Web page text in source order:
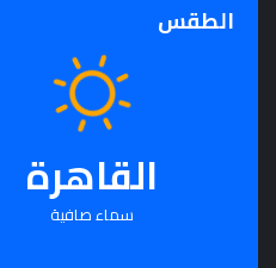
الطقس
القاهرة
سماء صافية